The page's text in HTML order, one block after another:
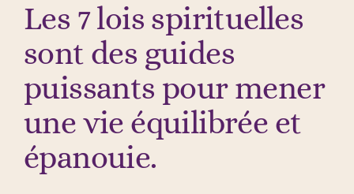
Les 7 lois spirituelles
sont des guides
puissants pour mener
une vie équilibrée et
épanouie.